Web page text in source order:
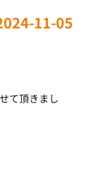
11-05
て頂きまし